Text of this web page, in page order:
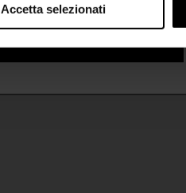
Accetta selezionati